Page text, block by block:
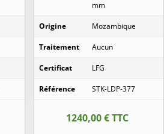
mm
Origine Mozambique
Traitement Aucun
Certificat LFG
Référence STK-LDP-377
1240,00€TTC